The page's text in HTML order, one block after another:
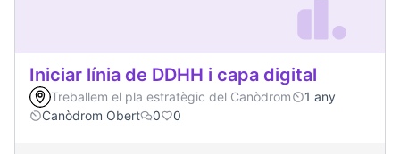
Iniciar línia de DDHH i capa digital
Treballem el pla estratègic del Canòdrom
1 any
Canòdrom Obert
0 0